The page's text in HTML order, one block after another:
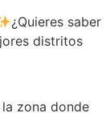
¿Quieres saber
distritos
zona donde